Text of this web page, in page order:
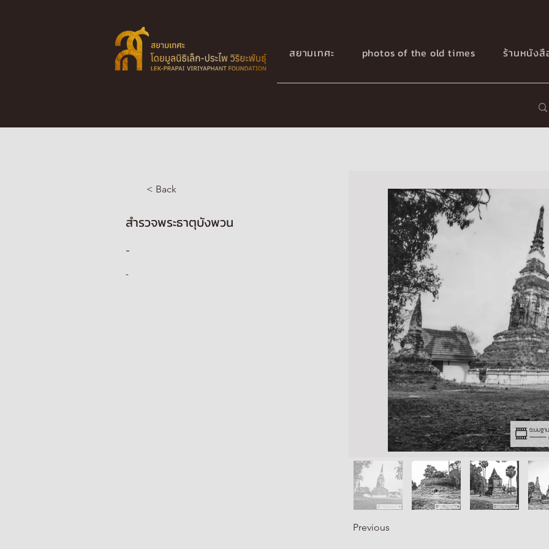
สยามเทศะ photos of the old times ร้านหนังสื
< Back
สำรวจพระธาตุบังพวน
-
-
Previous